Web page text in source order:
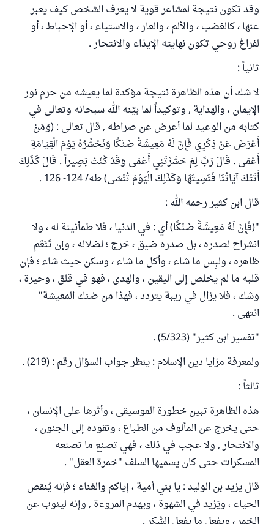
وقد تكون نتيجة لمشاعر قوية لا يعرف الشخص كيف يعبر
عنها ، كالغضب ، والألم ، والعار ، والاستياء ، أو الإحباط ، أو
لفراغ روحي تكون نهايته الإيذاء والانتحار .
ثانياً :
لا شك أن هذه الظاهرة نتيجة مؤكدة لما يعيشه من حرم نور
الإيمان ، والهداية , وتوكيداً لما بيَّنه الله سبحانه وتعالى في
كتابه من الوعيد لما أعرض عن صراطه , قال تعالى : (وَمَنْ
أَعْرَضَ عَنْ ذِكْرِي فَإِنَّ لَهُ مَعِيشَةً ضَنْكًا وَنَحْشُرُهُ يَوْمَ الْقِيَامَةِ
أَعْمَى . قَالَ رَبِّ لِمَ حَشَرْتَنِي أَعْمَى وَقَدْ كُنْتُ بَصِيراً . قَالَ كَذَلِكَ
أَتَتْكَ آيَاتُنَا فَنَسِيتَهَا وَكَذَلِكَ الْيَوْمَ تُنْسَى) طه/ 124- 126 .
قال ابن كثير رحمه الله :
"(فَإِنَّ لَهُ مَعِيشَةً ضَنْكًا) أي : في الدنيا ، فلا طمأنينة له ، ولا
انشراح لصدره ، بل صدره ضيق ، حَرج ؛ لضلاله ، وإن تَنَعَّم
ظاهره ، ولبِس ما شاء ، وأكل ما شاء ، وسكن حيث شاء ؛ فإن
قلبه ما لم يخلص إلى اليقين ، والهدى ، فهو في قلق ، وحيرة ،
وشك ، فلا يزال في ريبة يتردد ، فهذا من ضنك المعيشة"
انتهى .
"تفسير ابن كثير" (5/323) .
ولمعرفة مزايا دين الإسلام : ينظر جواب السؤال رقم : (219) .
ثالثاً :
هذه الظاهرة تبين خطورة الموسيقى ، وأثرها على الإنسان ،
حتى يخرج عن المألوف من الطباع ، وتقوده إلى الجنون ،
والانتحار , ولا عجب في ذلك ، فهي تصنع ما تصنعه
المسكرات حتى كان يسميها السلف "خمرة العقل" .
قال يزيد بن الوليد : يا بني أمية ، إياكم والغناء ؛ فإنه يُنقص
الحياء ، ويَزيد في الشهوة ، ويهدم المروءة , وإنه لينوب عن